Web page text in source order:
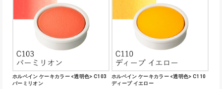
ホルベイン ケーキカラー <透明色> C103
バーミリオン
ホルベイン ケーキカラー <透明色> C110
ディープ イエロー